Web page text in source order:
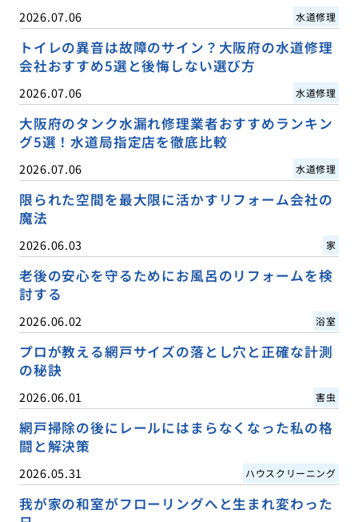
2026.07.06 水道修理
トイレの異音は故障のサイン？大阪府の水道修理
会社おすすめ5選と後悔しない選び方
2026.07.06 水道修理
大阪府のタンク水漏れ修理業者おすすめランキン
グ5選！水道局指定店を徹底比較
2026.07.06 水道修理
限られた空間を最大限に活かすリフォーム会社の
魔法
2026.06.03 家
老後の安心を守るためにお風呂のリフォームを検
討する
2026.06.02 浴室
プロが教える網戸サイズの落とし穴と正確な計測
の秘訣
2026.06.01 害虫
網戸掃除の後にレールにはまらなくなった私の格
闘と解決策
2026.05.31 ハウスクリーニング
我が家の和室がフローリングへと生まれ変わった